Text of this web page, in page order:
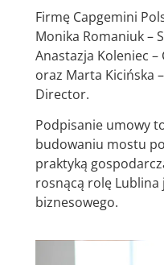
Firmę Capgemini
Monika Romaniuk –
Anastazja Koleniec
oraz Marta Kicińska
Director.
Podpisanie umowy
budowaniu mostu
praktyką
rosnącą rolę
biznesowego.